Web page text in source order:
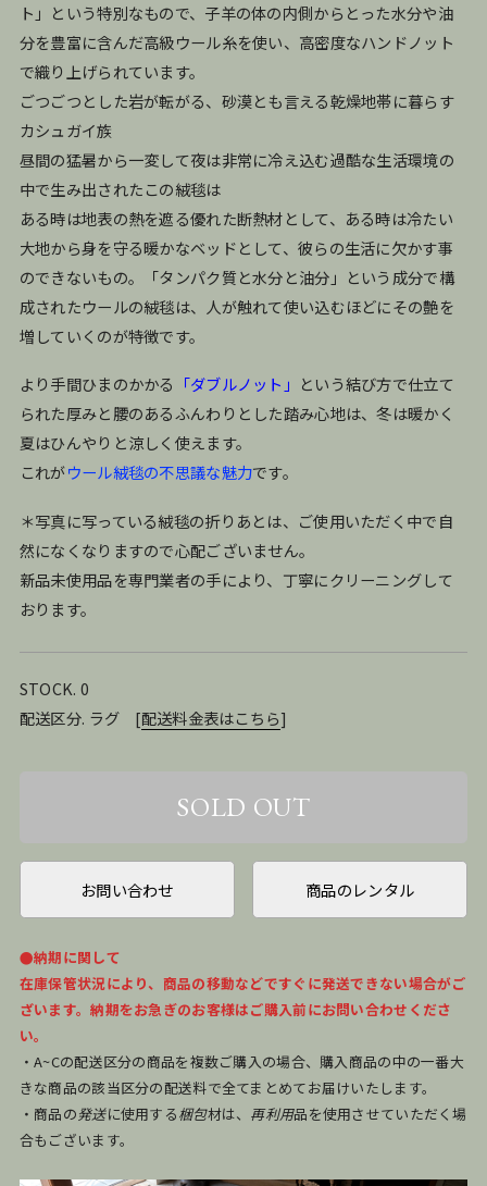
ト」という特別なもので、子羊の体の内側からとった水分や油
分を豊富に含んだ高級ウール糸を使い、高密度なハンドノット
で織り上げられています。
ごつごつとした岩が転がる、砂漠とも言える乾燥地帯に暮らす
カシュガイ族
昼間の猛暑から一変して夜は非常に冷え込む過酷な生活環境の
中で生み出されたこの絨毯は
ある時は地表の熱を遮る優れた断熱材として、ある時は冷たい
大地から身を守る暖かなベッドとして、彼らの生活に欠かす事
のできないもの。「タンパク質と水分と油分」という成分で構
成されたウールの絨毯は、人が触れて使い込むほどにその艶を
増していくのが特徴です。
より手間ひまのかかる 「ダブルノット」 という結び方で仕立て
られた厚みと腰のあるふんわりとした踏み心地は、冬は暖かく
夏はひんやりと涼しく使えます。
これがウール絨毯の不思議な魅力です。
＊写真に写っている絨毯の折りあとは、ご使用いただく中で自
然になくなりますので心配ございません。
新品未使用品を専門業者の手により、丁寧にクリーニングして
おります。
STOCK. 0
配送区分. ラグ [配送料金表はこちら]
お問い合わせ 商品のレンタル
●納期に関して
在庫保管状況により、商品の移動などですぐに発送できない場合がご
ざいます。納期をお急ぎのお客様はご購入前にお問い合わせくださ
い。
・A~Cの配送区分の商品を複数ご購入の場合、購入商品の中の一番大
きな商品の該当区分の配送料で全てまとめてお届けいたします。
・商品の発送に使用する梱包材は、 再利用品を使用させていただく場
合もございます。